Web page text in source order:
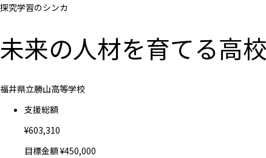
探究学習のシンカ
未来の人材を育てる高
福井県立勝山高等学校
支援総額
¥603,310
目標金額¥450,000